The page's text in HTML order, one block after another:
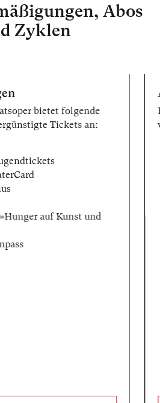
Abos
Zyklen
bietet folgende
Tickets an:
auf Kunst und